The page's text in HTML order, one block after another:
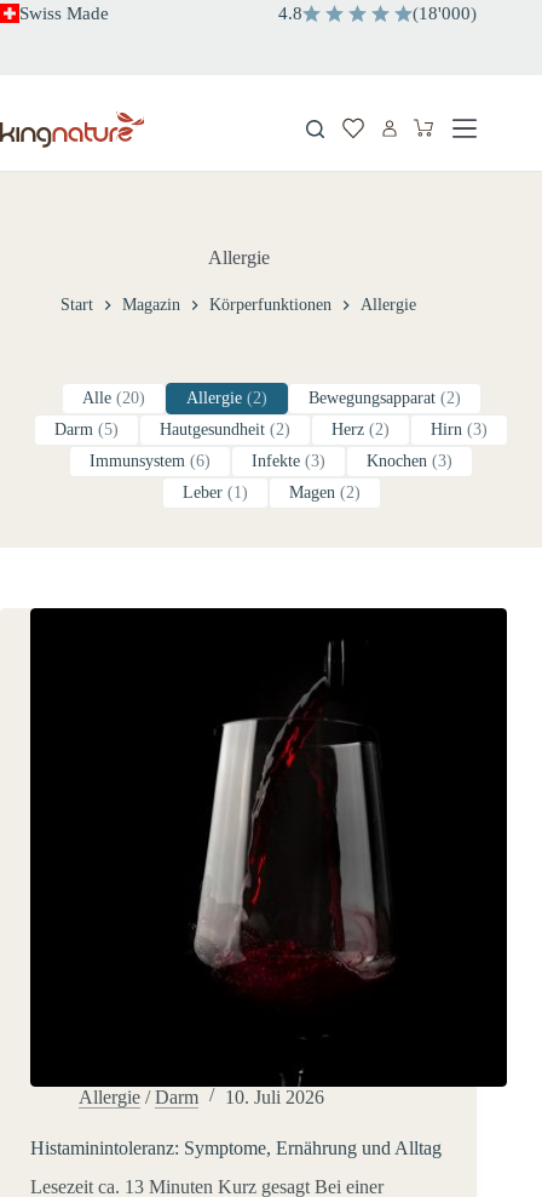
ZumSwiss Made 4.8 (18'000)
Warenkorb
Allergie
Start Magazin Körperfunktionen Allergie
Alle (20) Allergie (2) Bewegungsapparat (2)
Darm (5) Hautgesundheit (2) Herz (2) Hirn (3)
Immunsystem (6) Infekte (3) Knochen (3)
Leber (1) Magen (2)
Allergie /Darm 10. Juli 2026
Histaminintoleranz: Symptome, Ernährung und Alltag
Lesezeit ca. 13 Minuten Kurz gesagt Bei einer